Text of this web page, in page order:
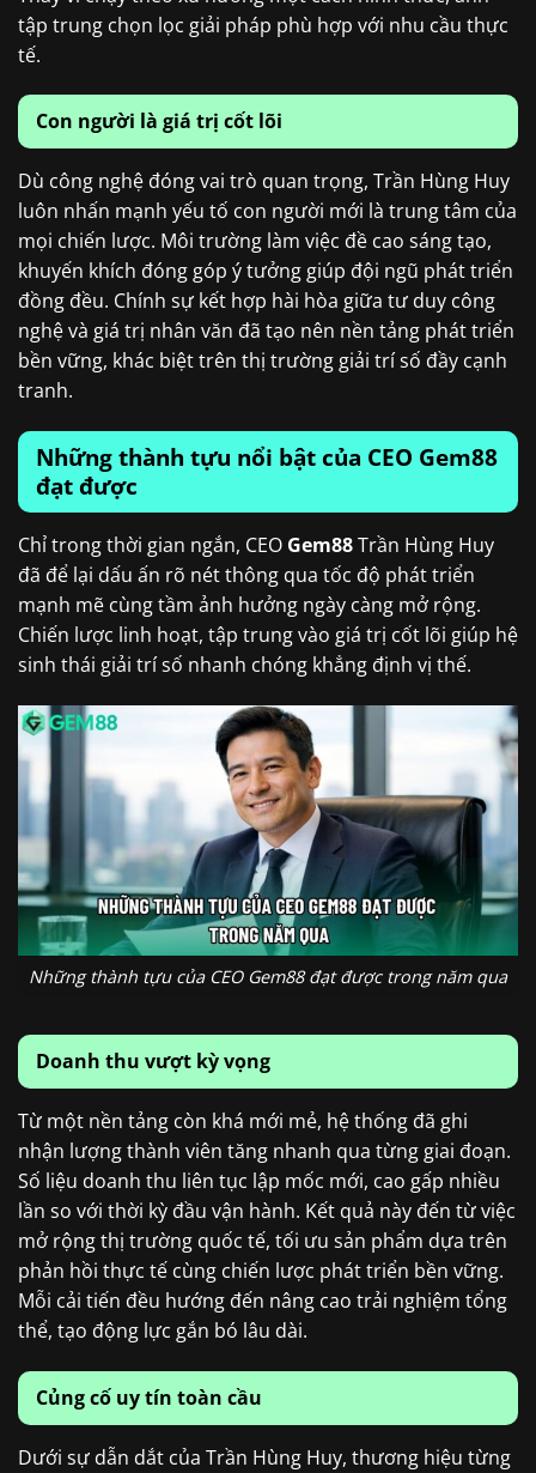
tập trung chọn lọc giải pháp phù hợp với nhu cầu thực
tế.
Con người là giá trị cốt lõi
Dù công nghệ đóng vai trò quan trọng, Trần Hùng Huy
luôn nhấn mạnh yếu tố con người mới là trung tâm của
mọi chiến lược. Môi trường làm việc đề cao sáng tạo,
khuyến khích đóng góp ý tưởng giúp đội ngũ phát triển
đồng đều. Chính sự kết hợp hài hòa giữa tư duy công
nghệ và giá trị nhân văn đã tạo nên nền tảng phát triển
bền vững, khác biệt trên thị trường giải trí số đầy cạnh
tranh.
Những thành tựu nổi bật của CEO Gem88
đạt được
Chỉ trong thời gian ngắn, CEO Gem88Trần Hùng Huy
đã để lại dấu ấn rõ nét thông qua tốc độ phát triển
mạnh mẽ cùng tầm ảnh hưởng ngày càng mở rộng.
Chiến lược linh hoạt, tập trung vào giá trị cốt lõi giúp hệ
sinh thái giải trí số nhanh chóng khẳng định vị thế.
Những thành tựu của CEO Gem88 đạt được trong năm qua
Doanh thu vượt kỳ vọng
Từ một nền tảng còn khá mới mẻ, hệ thống đã ghi
nhận lượng thành viên tăng nhanh qua từng giai đoạn.
Số liệu doanh thu liên tục lập mốc mới, cao gấp nhiều
lần so với thời kỳ đầu vận hành. Kết quả này đến từ việc
mở rộng thị trường quốc tế, tối ưu sản phẩm dựa trên
phản hồi thực tế cùng chiến lược phát triển bền vững.
Mỗi cải tiến đều hướng đến nâng cao trải nghiệm tổng
thể, tạo động lực gắn bó lâu dài.
Củng cố uy tín toàn cầu
Dưới sự dẫn dắt của Trần Hùng Huy, thương hiệu từng